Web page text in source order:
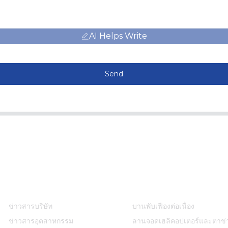
AI Helps Write
Send
ข่าวสารบริษัท
ข่าวสารอุตสาหกรรม
บานพับเฟืองต่อเนื่อง
ลานจอดเฮลิคอปเตอร์และตาข่